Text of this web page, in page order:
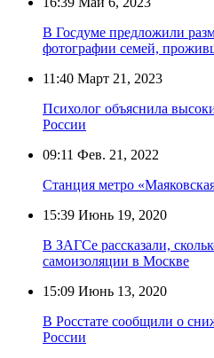
В Госдуме предложили
фотографии семей,
11:40 Март 21, 2023
Психолог объяснила
России
09:11 Фев. 21, 2022
Станция метро
15:39 Июнь 19, 2020
В ЗАГСе рассказали,
самоизоляции в Москве
15:09 Июнь 13, 2020
В Росстате сообщили о
России